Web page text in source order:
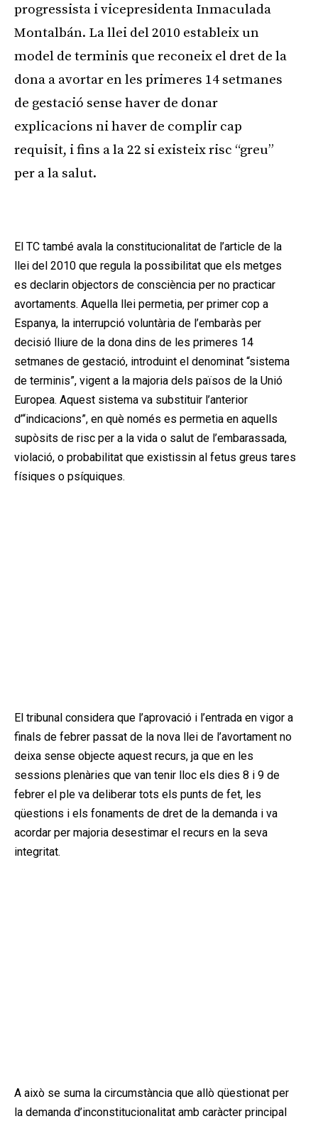
progressista i vicepresidenta Inmaculada
Montalbán. La llei del 2010 estableix un
model de terminis que reconeix el dret de la
dona a avortar en les primeres 14 setmanes
de gestació sense haver de donar
explicacions ni haver de complir cap
requisit, i fins a la 22 si existeix risc “greu”
per a la salut.
El TC també avala la constitucionalitat de l’article de la
llei del 2010 que regula la possibilitat que els metges
es declarin objectors de consciència per no practicar
avortaments. Aquella llei permetia, per primer cop a
Espanya, la interrupció voluntària de l’embaràs per
decisió lliure de la dona dins de les primeres 14
setmanes de gestació, introduint el denominat “sistema
de terminis”, vigent a la majoria dels països de la Unió
Europea. Aquest sistema va substituir l’anterior
d’“indicacions”, en què només es permetia en aquells
supòsits de risc per a la vida o salut de l’embarassada,
violació, o probabilitat que existissin al fetus greus tares
físiques o psíquiques.
El tribunal considera que l’aprovació i l’entrada en vigor a
finals de febrer passat de la nova llei de l’avortament no
deixa sense objecte aquest recurs, ja que en les
sessions plenàries que van tenir lloc els dies 8 i 9 de
febrer el ple va deliberar tots els punts de fet, les
qüestions i els fonaments de dret de la demanda i va
acordar per majoria desestimar el recurs en la seva
integritat.
A això se suma la circumstància que allò qüestionat per
la demanda d’inconstitucionalitat amb caràcter principal